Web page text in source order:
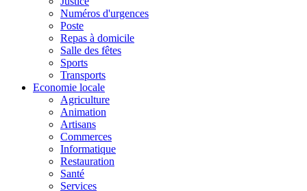
Numéros d'urgences
Poste
Repas à domicile
Salle des fêtes
Sports
Transports
Economie locale
Agriculture
Animation
Artisans
Commerces
Informatique
Restauration
Santé
Services